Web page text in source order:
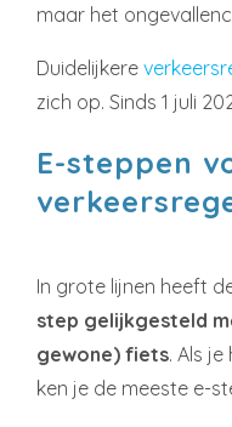
maar het
Duidelijkere
zich op. Sinds 1 juli
E-steppen
In grote lijnen heeft
step gelijkgesteld
gewone) fiets. Als
ken je de meeste e-